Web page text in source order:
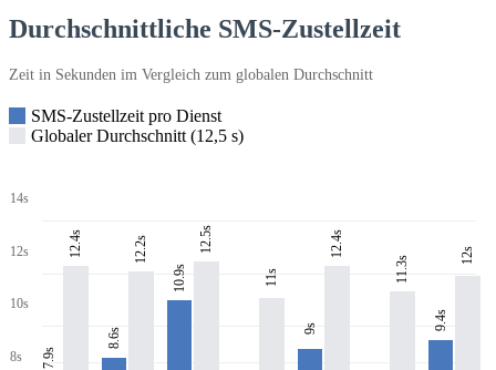
Durchschnittliche SMS-Zustellzeit
Zeit in Sekunden im Vergleich zum globalen Durchschnitt
SMS-Zustellzeit pro Dienst
Globaler Durchschnitt (12,5 s)
14s
12s
10s
8s 7.9s
12.4s
8.6s
12.2s
10.9s
12.5s
11s
9s
12.4s
11.3s
9.4s
12s